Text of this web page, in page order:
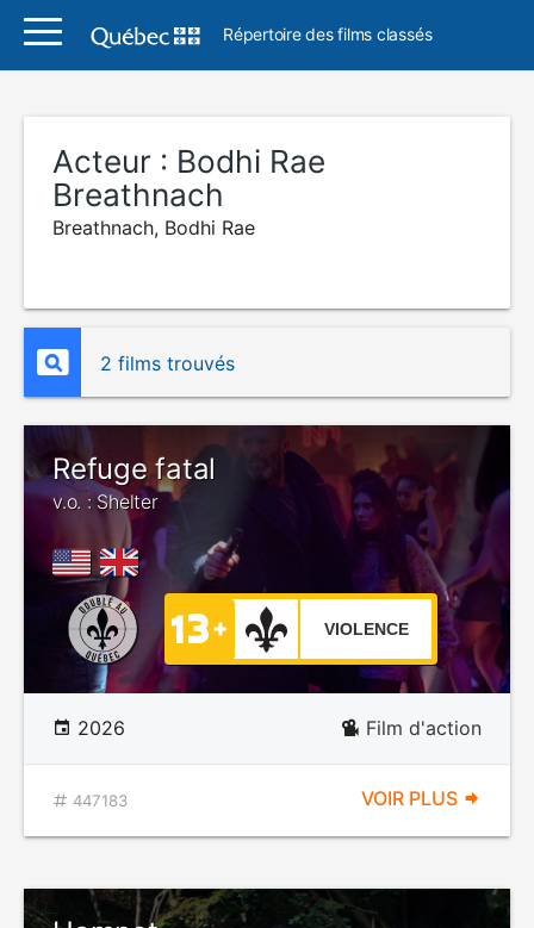
Répertoire des films classés
Acteur : Bodhi Rae
Breathnach
Breathnach, Bodhi Rae
2 films trouvés
Refuge fatal
v.o. : Shelter
VIOLENCE
2026 Film d'action
447183 VOIR PLUS